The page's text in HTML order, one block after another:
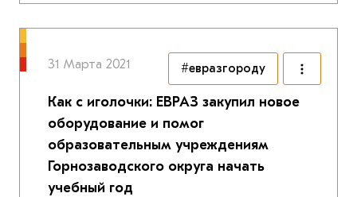
31 Марта 2021
Как с иголочки: ЕВРАЗ закупил новое
оборудование и помог
образовательным учреждениям
Горнозаводского округа начать
учебный год
#евразгороду